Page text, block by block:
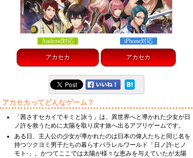
Android対応
アカセカ
iPhone対応
アカセカ
アカセカってどんなゲーム？
「茜さすセカイでキミと詠う」は、異世界へと導かれた少女が日
ノ許を救うために太陽を取り戻す旅へ出るアプリゲームです。
ある日、主人公の少女が導かれたのは日本の偉人たちと同じ名を
持つツクヨミ男子たちの暮らすパラレルワールド「日ノ許-ヒノ
モト-」。かつてここでは太陽が様々な恵みを与えていたが太陽